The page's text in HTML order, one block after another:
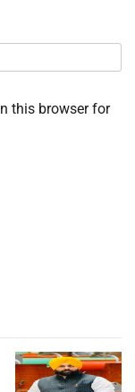
this browser for